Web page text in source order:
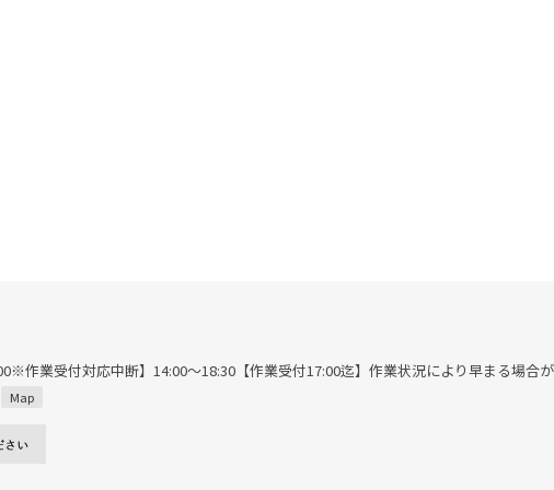
作業受付対応中断】14:00～18:30【作業受付17:00迄】作業状況により早まる場合が
Map